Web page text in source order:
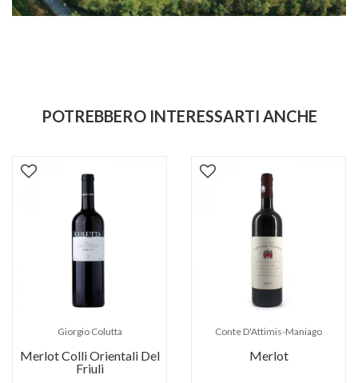
POTREBBERO INTERESSARTI ANCHE
Giorgio Colutta
Merlot Colli Orientali Del
Friuli
Conte D'Attimis-Maniago
Merlot